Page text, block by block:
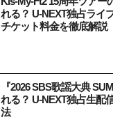
れる？ U-NEXT独占ライ
チケット料金を徹底解説
『2026 SBS歌謡大典
れる？ U-NEXT独占生配
法